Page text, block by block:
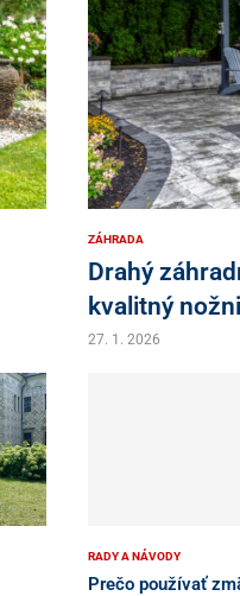
ZÁHRADA
Drahý
kvalitný
27. 1. 2026
RADY A NÁVODY
Prečo používať